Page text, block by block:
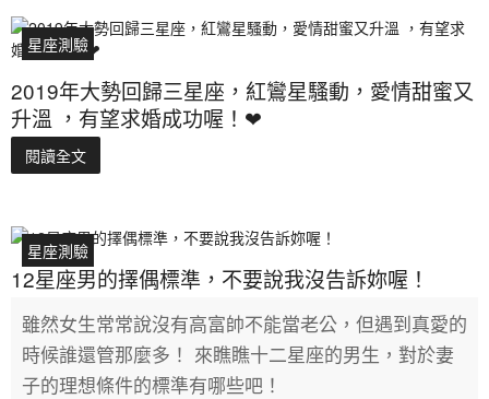
星座測驗
2019年大勢回歸三星座，紅鸞星騷動，愛情甜蜜又
升溫 ，有望求婚成功喔！❤
閱讀全文
星座測驗
12星座男的擇偶標準，不要說我沒告訴妳喔！
雖然女生常常說沒有高富帥不能當老公，但遇到真愛的
時候誰還管那麼多！ 來瞧瞧十二星座的男生，對於妻
子的理想條件的標準有哪些吧！